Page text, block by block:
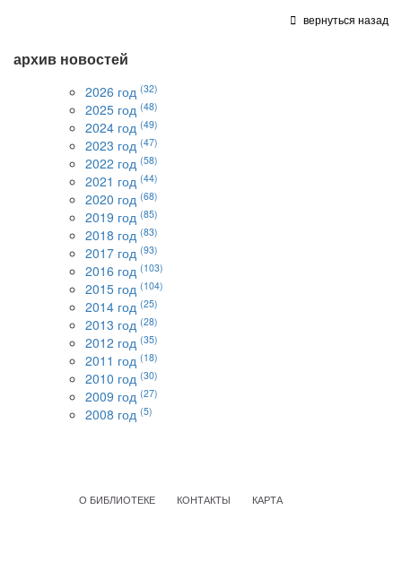
вернуться назад
архив новостей
2026 год (32)
2025 год (48)
2024 год (49)
2023 год (47)
2022 год (58)
2021 год (44)
2020 год (68)
2019 год (85)
2018 год (83)
2017 год (93)
2016 год (103)
2015 год (104)
2014 год (25)
2013 год (28)
2012 год (35)
2011 год (18)
2010 год (30)
2009 год (27)
2008 год (5)
О БИБЛИОТЕКЕ КОНТАКТЫ КАРТА